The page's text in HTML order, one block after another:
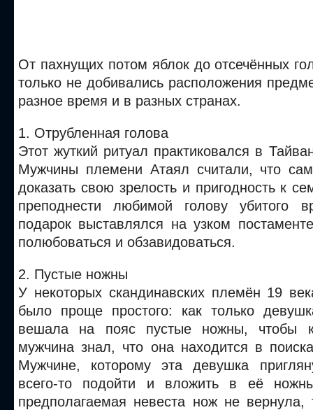
От пахнущих потом яблок до отсечённых
только не добивались расположения
разное время и в разных странах.
1. Отрубленная голова
Этот жуткий ритуал практиковался в
Мужчины племени Атаял считали, что
доказать свою зрелость и пригодность к
преподнести любимой голову убитого
подарок выставлялся на узком
полюбоваться и обзавидоваться.
2. Пустые ножны
У некоторых скандинавских племён 19
было проще простого: как только
вешала на пояс пустые ножны, чтобы
мужчина знал, что она находится в
Мужчине, которому эта девушка
всего-то подойти и вложить в её
предполагаемая невеста нож не вернула,